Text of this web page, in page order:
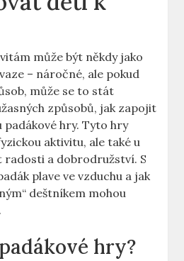
může být někdy jako
– náročné, ale pokud
může se to stát
způsobů, jak zapojit
padákové hry. Tyto hry
aktivitu, ale také u
radosti a dobrodružství. S
plave ve vzduchu a jak
deštníkem mohou
hry?